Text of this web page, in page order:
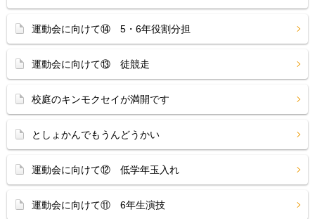
運動会に向けて⑭ 5・6年役割分担
運動会に向けて⑬ 徒競走
校庭のキンモクセイが満開です
としょかんでもうんどうかい
運動会に向けて⑫ 低学年玉入れ
運動会に向けて⑪ 6年生演技